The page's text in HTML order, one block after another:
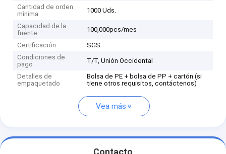
Cantidad de orden
mínima
1000 Uds.
Capacidad de la
fuente
100,000pcs/mes
Certificación
SGS
Condiciones de
pago
T/T, Unión Occidental
Detalles de
empaquetado
Bolsa de PE + bolsa de PP + cartón (si
tiene otros requisitos, contáctenos)
Vea más